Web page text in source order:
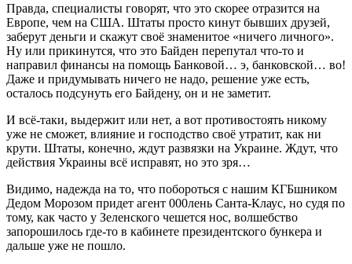
Правда, специалисты говорят, что это скорее отразится на
Европе, чем на США. Штаты просто кинут бывших друзей,
заберут деньги и скажут своё знаменитое «ничего личного».
Ну или прикинутся, что это Байден перепутал что-то и
направил финансы на помощь Банковой… э, банковской… во!
Даже и придумывать ничего не надо, решение уже есть,
осталось подсунуть его Байдену, он и не заметит.
И всё-таки, выдержит или нет, а вот противостоять никому
уже не сможет, влияние и господство своё утратит, как ни
крути. Штаты, конечно, ждут развязки на Украине. Ждут, что
действия Украины всё исправят, но это зря…
Видимо, надежда на то, что побороться с нашим КГБшником
Дедом Морозом придет агент 000лень Санта-Клаус, но судя по
тому, как часто у Зеленского чешется нос, волшебство
запорошилось где-то в кабинете президентского бункера и
дальше уже не пошло.